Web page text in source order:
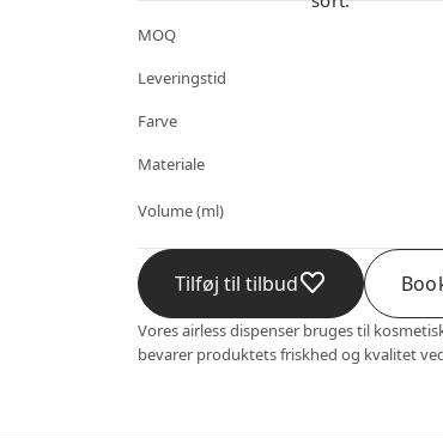
MOQ
Leveringstid
Farve
Materiale
Volume (ml)
Tilføj til tilbud
Vores airless dispenser bruges til
bevarer produktets friskhed og kvalitet